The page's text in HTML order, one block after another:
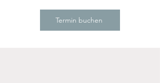
Termin buchen